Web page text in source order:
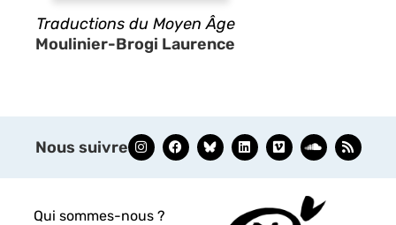
Traductions du Moyen Âge
Moulinier-Brogi Laurence
Nous suivre
Qui sommes-nous ?